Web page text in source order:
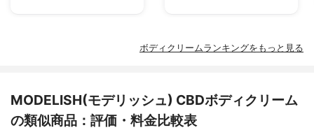
ボディクリームランキングをもっと見る
MODELISH(モデリッシュ) CBDボディクリーム
の類似商品：評価・料金比較表